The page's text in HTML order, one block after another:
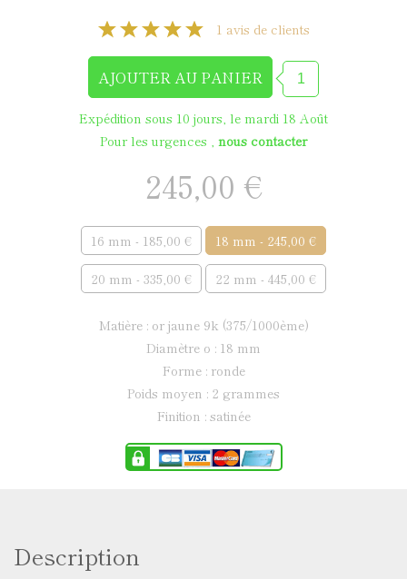
1 avis de clients
Expédition sous 10 jours, le mardi 18 Août
Pour les urgences , nous contacter
245,00 €
16 mm - 185,00 € 18 mm - 245,00 €
20 mm - 335,00 € 22 mm - 445,00 €
matière : or jaune 9k (375/1000ème)
diamètre ø : 18 mm
forme : ronde
poids moyen : 2 grammes
finition : satinée
Description